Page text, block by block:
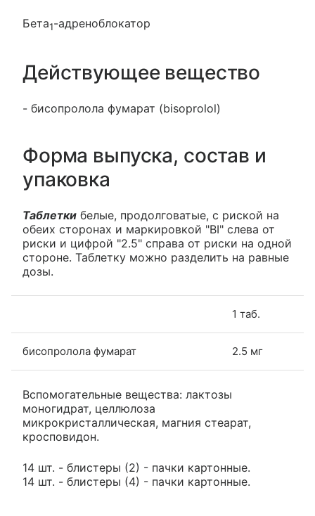
Бета1-адреноблокатор
Действующее вещество
- бисопролола фумарат (bisoprolol)
Форма выпуска, состав и
упаковка
Таблетки белые, продолговатые, с риской на
обеих сторонах и маркировкой "BI" слева от
риски и цифрой "2.5" справа от риски на одной
стороне. Таблетку можно разделить на равные
дозы.
1 таб.
бисопролола фумарат 2.5 мг
Вспомогательные вещества: лактозы
моногидрат, целлюлоза
микрокристаллическая, магния стеарат,
кросповидон.
14 шт. - блистеры (2) - пачки картонные.
14 шт. - блистеры (4) - пачки картонные.